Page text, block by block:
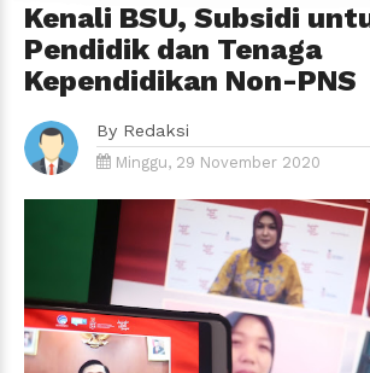
Kenali BSU, Subsidi
Pendidik dan Tenaga
Kependidikan Non-PNS
By Redaksi
Minggu, 29 November 2020